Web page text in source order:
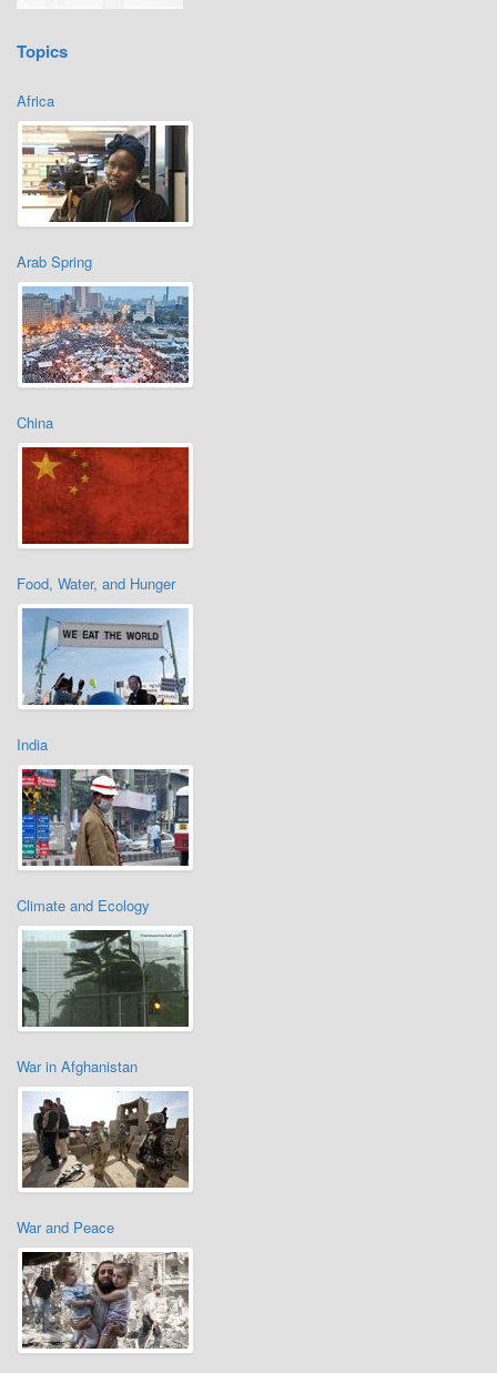
Topics
Africa
Arab Spring
China
Food, Water, and Hunger
India
Climate and Ecology
War in Afghanistan
War and Peace